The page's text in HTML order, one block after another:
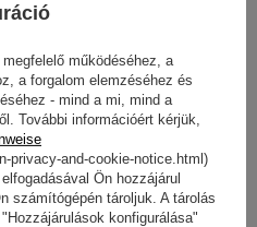
működéséhez, a
a forgalom elemzéséhez és
- mind a mi, mind a
További információért kérjük,
privacy-and-cookie-notice.html)
Ön hozzájárul
számítógépén tároljuk. A tárolás
konfigurálása"